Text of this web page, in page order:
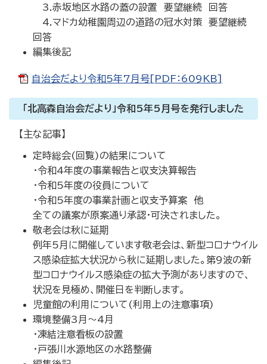
3.赤坂地区水路の蓋の設置 要望継続 回答
4.マドカ幼稚園周辺の道路の冠水対策 要望継続
回答
編集後記
自治会だより令和5年7月号[PDF：609KB]
「北高森自治会だより」令和5年5月号を発行しました
【主な記事】
定時総会(回覧)の結果について
・令和4年度の事業報告と収支決算報告
・令和5年度の役員について
・令和5年度の事業計画と収支予算案 他
全ての議案が原案通り承認・可決されました。
敬老会は秋に延期
例年5月に開催しています敬老会は、新型コロナウイル
ス感染症拡大状況から秋に延期しました。第9波の新
型コロナウイルス感染症の拡大予測がありますので、
状況を見極め、開催日を判断します。
児童館の利用について(利用上の注意事項)
環境整備3月～4月
・凍結注意看板の設置
・戸張川水源地区の水路整備